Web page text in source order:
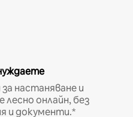
настаняване и
лесно онлайн, без
и документи.*